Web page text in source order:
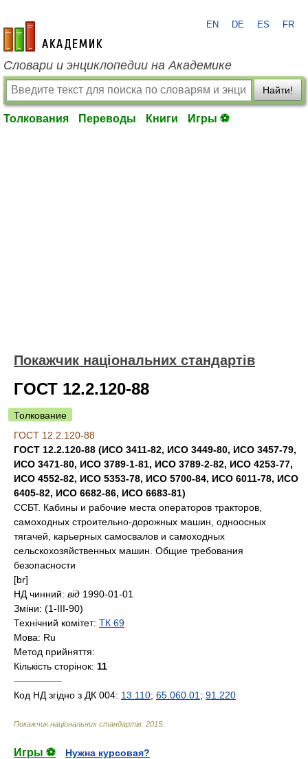
academic.ru
EN DE ES FR
Словари и энциклопедии на Академике
Найти!
Толкования Переводы Книги Игры ⚽
Покажчик національних стандартів
ГОСТ 12.2.120-88
Толкование
ГОСТ 12.2.120-88
ГОСТ 12.2.120-88 (ИСО 3411-82, ИСО 3449-80, ИСО 3457-79,
ИСО 3471-80, ИСО 3789-1-81, ИСО 3789-2-82, ИСО 4253-77,
ИСО 4552-82, ИСО 5353-78, ИСО 5700-84, ИСО 6011-78, ИСО
6405-82, ИСО 6682-86, ИСО 6683-81)
ССБТ. Кабины и рабочие места операторов тракторов,
самоходных строительно-дорожных машин, одноосных
тягачей, карьерных самосвалов и самоходных
сельскохозяйственных машин. Общие требования
безопасности
[br]
НД чинний: від 1990-01-01
Зміни: (1-III-90)
Технічний комітет: ТК 69
Мова: Ru
Метод прийняття:
Кількість сторінок: 11
—————
Код НД згідно з ДК 004: 13.110; 65.060.01 ; 91.220
Покажчик національних стандартів 2015
Игры ⚽
Нужна курсовая?